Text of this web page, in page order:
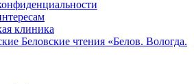
клиника
Беловские чтения «Белов. Вологда.